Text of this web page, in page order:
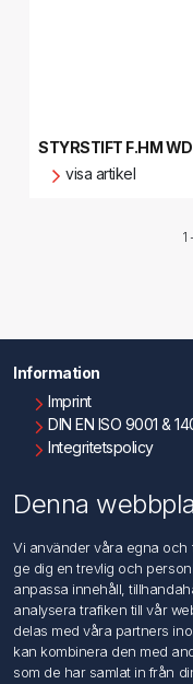
STYRSTIFT F.HM
visa artikel
1
Information
Imprint
DIN EN ISO 9001 &
Integritetspolicy
Kontakta oss
Kundtjänst
Sök
Mitt konto
Denna
Vi använder våra egna
ge dig en trevlig och
anpassa innehåll,
analysera trafiken till vår
delas med våra partners
kan kombinera den med
som de har samlat in från